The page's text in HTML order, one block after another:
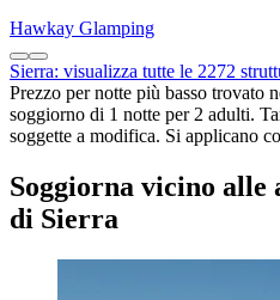
Hawkay Glamping
Sierra: visualizza tutte le 2272
Prezzo per notte più basso trovato
soggiorno di 1 notte per 2 adulti.
soggette a modifica. Si applicano
Soggiorna vicino
di Sierra